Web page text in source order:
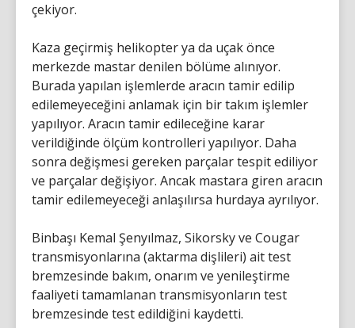
çekiyor.
Kaza geçirmiş helikopter ya da uçak önce
merkezde mastar denilen bölüme alınıyor.
Burada yapılan işlemlerde aracın tamir edilip
edilemeyeceğini anlamak için bir takım işlemler
yapılıyor. Aracın tamir edileceğine karar
verildiğinde ölçüm kontrolleri yapılıyor. Daha
sonra değişmesi gereken parçalar tespit ediliyor
ve parçalar değişiyor. Ancak mastara giren aracın
tamir edilemeyeceği anlaşılırsa hurdaya ayrılıyor.
Binbaşı Kemal Şenyılmaz, Sikorsky ve Cougar
transmisyonlarına (aktarma dişlileri) ait test
bremzesinde bakım, onarım ve yenileştirme
faaliyeti tamamlanan transmisyonların test
bremzesinde test edildiğini kaydetti.